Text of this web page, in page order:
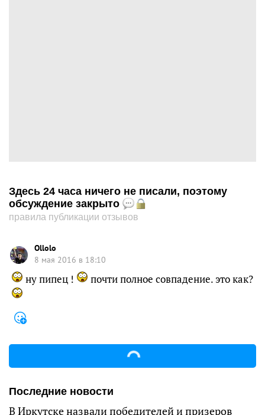
Здесь 24 часа ничего не писали, поэтому
обсуждение закрыто
правила публикации отзывов
Ollolo
8 мая 2016 в 18:10
ну пипец ! почти полное совпадение. это как?
Последние новости
В Иркутске назвали победителей и призеров